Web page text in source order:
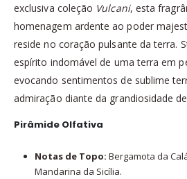
exclusiva coleção Vulcani, esta
homenagem ardente ao poder
reside no coração pulsante da terra.
espírito indomável de uma terra em
evocando sentimentos de sublime
admiração diante da grandiosidade
Pirâmide Olfativa
Notas de Topo: Bergamota da
Mandarina da Sicília.